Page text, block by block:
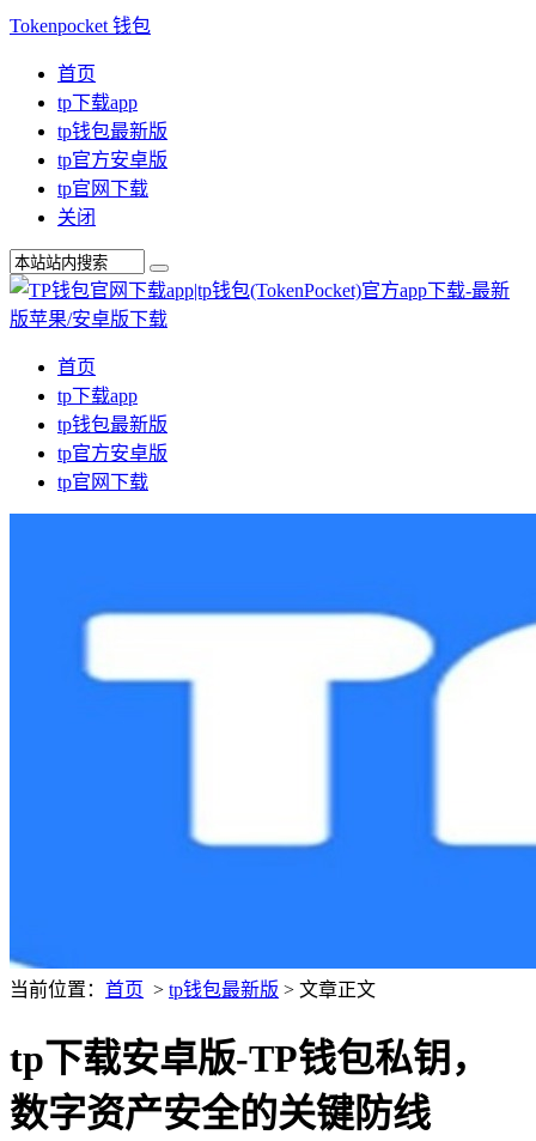
Tokenpocket 钱包
首页
tp下载app
tp钱包最新版
tp官方安卓版
tp官网下载
关闭
首页
tp下载app
tp钱包最新版
tp官方安卓版
tp官网下载
当前位置： 首页 > tp钱包最新版 > 文章正文
tp下载安卓版-TP钱包私钥，
数字资产安全的关键防线